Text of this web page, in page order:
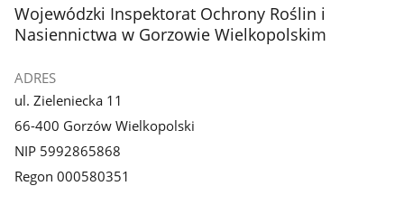
stopka
Wojewódzki Inspektorat Ochrony Roślin i
Nasiennictwa w Gorzowie Wielkopolskim
ADRES
ul. Zieleniecka 11
66-400 Gorzów Wielkopolski
NIP 5992865868
Regon 000580351